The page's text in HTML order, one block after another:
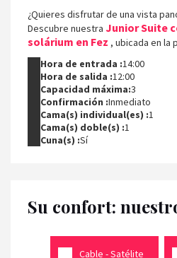
¿Quieres disfrutar de una vista
Descubre nuestra Junior Suite
solárium en Fez , ubicada en la
Hora de entrada :14:00
Hora de salida :12:00
Capacidad máxima:3
Confirmación :Inmediato
Cama(s) individual(es) :1
Cama(s) doble(s) :1
Cuna(s) :Sí
Su confort:
Cable - Satélite